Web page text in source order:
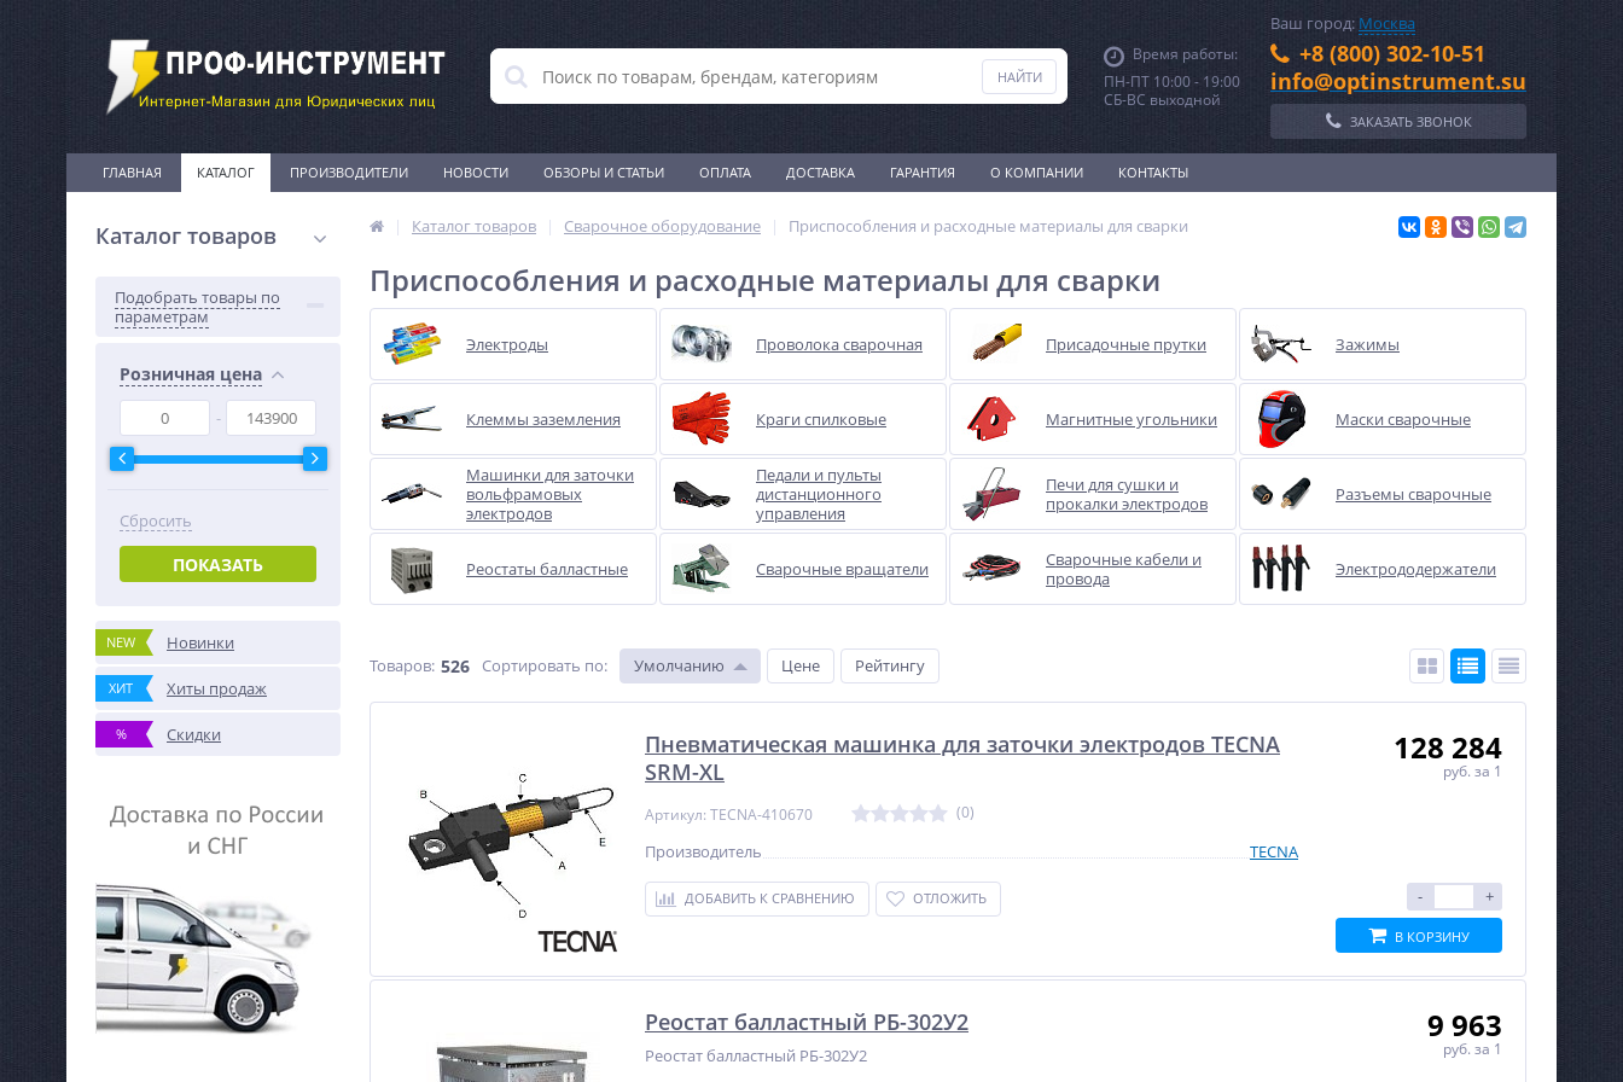
Время работы:
ПН-ПТ 10:00 - 19:00
СБ-ВС выходной
Ваш город: Москва
+8 (800) 302-10-51
info@optinstrument.su
ЗАКАЗАТЬ ЗВОНОК
ГЛАВНАЯ КАТАЛОГ ПРОИЗВОДИТЕЛИ НОВОСТИ ОБЗОРЫ И СТАТЬИ ОПЛАТА ДОСТАВКА ГАРАНТИЯ О КОМПАНИИ КОНТАКТЫ
Каталог товаров
Подобрать товары по
параметрам
Розничная цена
Сбросить
ПОКАЗАТЬ
NEW Новинки
ХИТ Хиты продаж
% Скидки
Каталог товаров Сварочное оборудование Приспособления и расходные материалы для сварки
Приспособления и расходные материалы для сварки
Электроды Проволока сварочная Присадочные прутки Зажимы
Клеммы заземления Краги спилковые Магнитные угольники Маски сварочные
Машинки для заточки
вольфрамовых
электродов
Педали и пульты
дистанционного
управления
Печи для сушки и
прокалки электродов
Разъемы сварочные
Реостаты балластные Сварочные вращатели
Сварочные кабели и
провода
Электрододержатели
Товаров: 526 Сортировать по: Умолчанию Цене Рейтингу
Пневматическая машинка для заточки электродов TECNA
SRM-XL
Артикул: TECNA-410670 (0)
Производитель TECNA
ДОБАВИТЬ К СРАВНЕНИЮ ОТЛОЖИТЬ
128 284
руб. за 1
+
-
В КОРЗИНУ
Реостат балластный РБ-302У2
Реостат балластный РБ-302У2
9 963
руб. за 1